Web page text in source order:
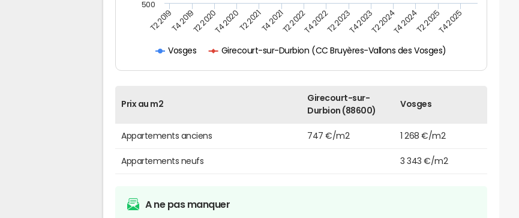
Vosges Girecourt-sur-Durbion (CC Bruyères-Vallons des Vosges)
T2 2019T4 2019T2 2020T4 2020T2 2021T4 2021T2 2022T4 2022T2 2023T4 2023T2 2024T4 2024T2 2025T4 2025
500
Prix au m2
Girecourt-sur-
Durbion (88600)
Vosges
Appartements anciens 747 €/m2 1 268 €/m2
Appartements neufs 3 343 €/m2
A ne pas manquer